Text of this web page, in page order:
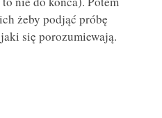
żeby podjąć próbę
się porozumiewają.